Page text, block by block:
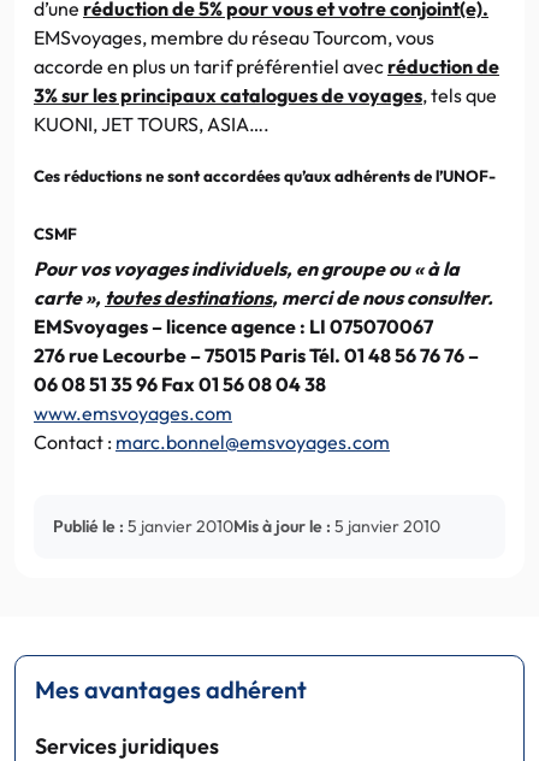
d’une réduction de 5% pour vous et votre conjoint(e).
EMSvoyages, membre du réseau Tourcom, vous
accorde en plus un tarif préférentiel avecréduction de
3% sur les principaux catalogues de voyages, tels que
KUONI, JET TOURS, ASIA….
Ces réductions ne sont accordées qu’aux adhérents de l’UNOF-
CSMF
Pour vos voyages individuels, en groupe ou « à la
carte », toutes destinations, merci de nous consulter.
EMSvoyages – licence agence : LI 075070067
276 rue Lecourbe – 75015 Paris Tél. 01 48 56 76 76 –
06 08 51 35 96 Fax 01 56 08 04 38
www.emsvoyages.com
Contact : marc.bonnel@emsvoyages.com
Publié le : 5 janvier 2010Mis à jour le : 5 janvier 2010
Mes avantages adhérent
Services juridiques